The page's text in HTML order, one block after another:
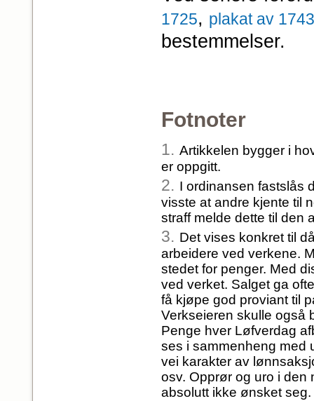
1725, plakat av 1743
bestemmelser.
Fotnoter
1. Artikkelen bygger i
er oppgitt.
2. I ordinansen fastslås
visste at andre kjente til
straff melde dette til den
3. Det vises konkret til
arbeidere ved verkene.
stedet for penger. Med
ved verket. Salget ga
få kjøpe god proviant til
Verkseieren skulle også
Penge hver Løfverdag
ses i sammenheng med
vei karakter av
osv. Opprør og uro i
absolutt ikke ønsket seg.